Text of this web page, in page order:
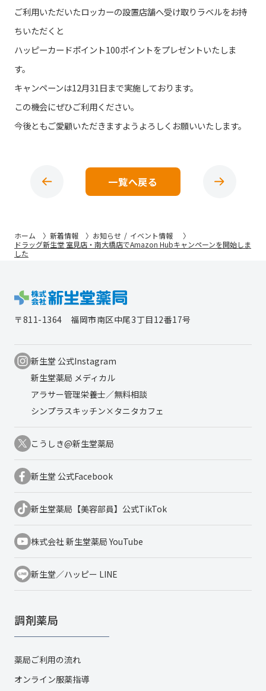
ご利用いただいたロッカーの設置店舗へ受け取りラベルをお持
ちいただくと
ハッピーカードポイント100ポイントをプレゼントいたしま
す。
キャンペーンは12月31日まで実施しております。
この機会にぜひご利用ください。
今後ともご愛顧いただきますようよろしくお願いいたします。
一覧へ戻る
ホーム 新着情報 お知らせ
イベント情報
ドラッグ新生堂 室見店・南大橋店でAmazon Hubキャンペーンを開始しま
した
〒811-1364 福岡市南区中尾3丁目12番17号
新生堂 公式Instagram
新生堂薬局 メディカル
アラサー管理栄養士／無料相談
シンプラスキッチン×タニタカフェ
こうしき@新生堂薬局
新生堂 公式Facebook
新生堂薬局【美容部員】公式TikTok
株式会社 新生堂薬局 YouTube
新生堂／ハッピー LINE
調剤薬局
薬局ご利用の流れ
オンライン服薬指導